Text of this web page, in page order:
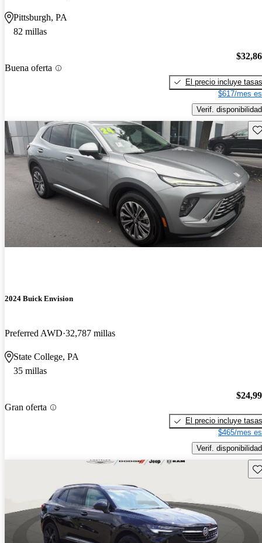
Pittsburgh, PA
82 millas
Buena oferta
El precio incluye tasas
$617/mes
Verif. disponibilidad
2024 Buick Envision
Preferred AWD 32,787 millas
State College, PA
35 millas
Gran oferta
El precio incluye tasas
$465/mes
Verif. disponibilidad